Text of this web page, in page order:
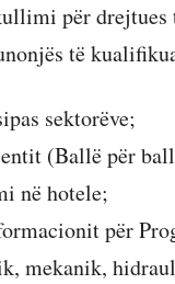
për
të
sektorëve;
(Ballë për
në hotele;
për
mekanik,